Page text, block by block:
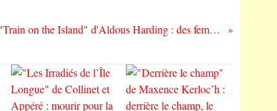
"Train on the Island" d'Aldous Harding : des femmes bleues et des chiens en manteau